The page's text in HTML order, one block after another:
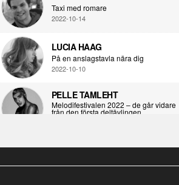
Taxi med romare
2022-10-14
LUCIA HAAG
På en anslagstavla nära dig
2022-10-10
PELLE TAMLEHT
Melodifestivalen 2022 – de går vidare
från den första deltävlingen
I KORPENS SKUGGA
2021-06-28